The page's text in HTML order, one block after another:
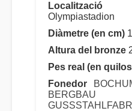
Localització
Olympiastadion
Diàmetre (en cm)
Altura del bronze
Pes real (en
Fonedor